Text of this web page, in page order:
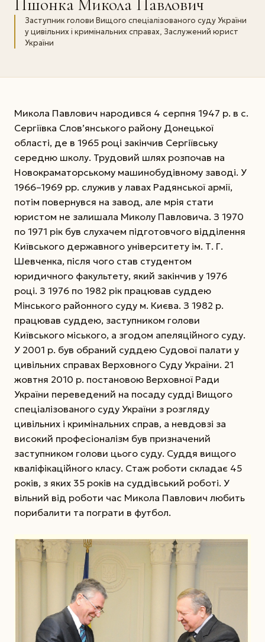
Пшонка Микола Павлович
Заступник голови Вищого спеціалізованого суду України
у цивільних і кримінальних справах, Заслужений юрист
України
Микола Павлович народився 4 серпня 1947 р. в с.
Сергі­ївка Слов’янського району Донецької
області, де в 1965 році закінчив Сергіївську
середню школу. Трудовий шлях розпочав на
Новокраматорському машинобудівному заводі. У
1966–1969 рр. служив у лавах Радянської армії,
потім повернувся на завод, але мрія стати
юристом не залишала Миколу Павловича. З 1970
по 1971 рік був слухачем підготовчого відділення
Київського державного університету ім. Т. Г.
Шевченка, ­після чого став студентом
юридичного факультету, який закінчив у 1976
році. З 1976 по 1982 рік працював суддею
Мінського районного суду м. Києва. З 1982 р.
працював суддею, заступником голови
Київського міського, а згодом апеляційного суду.
У 2001 р. був обраний суддею Судової палати у
цивільних справах Верховного Суду України. 21
жовтня 2010 р. постановою Верховної Ради
України переведений на посаду судді Вищого
спеціалізованого суду України з розгляду
цивільних і кримінальних справ, а невдов­зі за
високий професіоналізм був призначений
заступником голови цього суду. Суддя вищого
кваліфікаційного класу. Стаж роботи складає 45
років, з яких 35 років на суддівський роботі. У
вільний від роботи час Микола Павлович любить
порибалити та пограти в футбол.